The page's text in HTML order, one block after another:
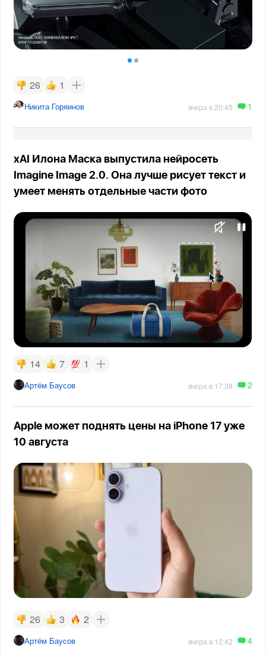
26 1
Никита Горяинов вчера в 20:45 1
xAI Илона Маска выпустила нейросеть
Imagine Image 2.0. Она лучше рисует текст и
умеет менять отдельные части фото
14 7 1
Артём Баусов вчера в 17:38 2
Apple может поднять цены на iPhone 17 уже
10 августа
26 3 2
Артём Баусов вчера в 12:42 4